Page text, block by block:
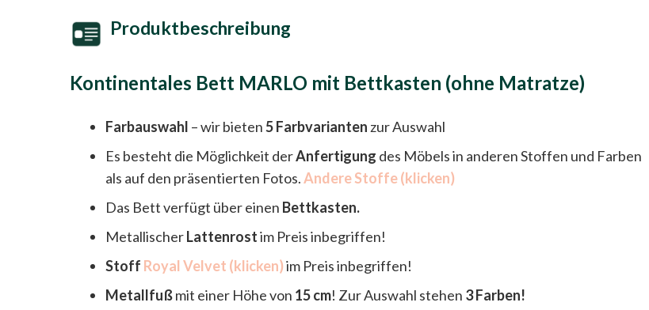
Produktbeschreibung
Kontinentales Bett MARLO mit Bettkasten (ohne Matratze)
Farbauswahl – wir bieten5 Farbvarianten zur Auswahl
Es besteht die Möglichkeit derAnfertigung des Möbels in anderen Stoffen und Farben
als auf den präsentierten Fotos.Andere Stoffe (klicken)
Das Bett verfügt über einen Bettkasten.
MetallischerLattenrostim Preis inbegriffen!
Stoff Royal Velvet (klicken)im Preis inbegriffen!
Metallfußmit einer Höhe von 15 cm! Zur Auswahl stehen 3 Farben!